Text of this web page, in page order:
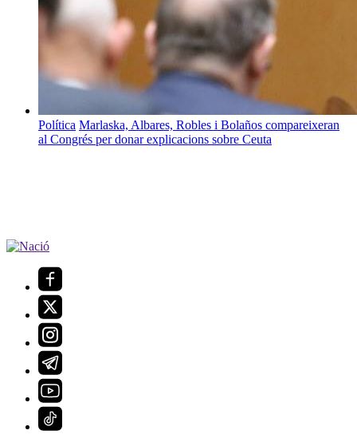
Política Marlaska, Albares, Robles i Bolaños compareixeran
al Congrés per donar explicacions sobre Ceuta